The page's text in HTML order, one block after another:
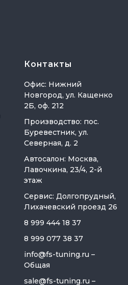
Контакты
Офис: Нижний
Новгород, ул. Кащенко
2Б, оф. 212
Производство: пос.
Буревестник, ул.
Северная, д. 2
Автосалон: Москва,
Лавочкина, 23/4, 2-й
этаж
Сервис: Долгопрудный,
Лихачевский проезд 26
8 999 444 18 37
8 999 077 38 37
info@fs-tuning.ru –
Общая
sale@fs-tuning.ru –